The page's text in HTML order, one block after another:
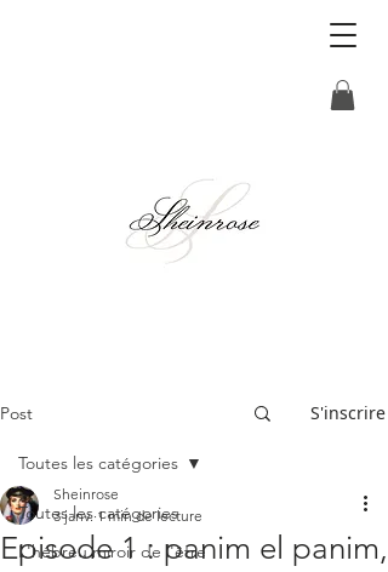
Post S'inscrire
Toutes les catégories
L'hébreu miroir de l'être
Toutes les catégories
Episode 1 : panim el panim,
Sheinrose
3 janv. 1 min de lecture